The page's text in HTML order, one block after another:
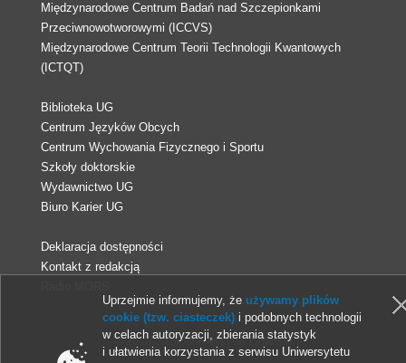
Międzynarodowe Centrum Badań nad Szczepionkami
Przeciwnowotworowymi (ICCVS)
Międzynarodowe Centrum Teorii Technologii Kwantowych
(ICTQT)
Biblioteka UG
Centrum Języków Obcych
Centrum Wychowania Fizycznego i Sportu
Szkoły doktorskie
Wydawnictwo UG
Biuro Karier UG
Deklaracja dostępności
Kontakt z redakcją
© 2013-2026 Uniwersytet Gdański
Uprzejmie informujemy, że używamy plików
cookie (tzw. ciasteczek) i podobnych technologii
w celach autoryzacji, zbierania statystyk
i ułatwienia korzystania z serwisu Uniwersytetu